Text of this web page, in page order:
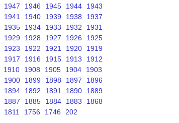
1947 1946 1945 1944
1943
1941 1940 1939 1938
1937
1935 1934 1933 1932
1931
1929 1928 1927 1926
1925
1923 1922 1921 1920
1919
1917 1916 1915 1913
1912
1910 1908 1905 1904
1903
1900 1899 1898 1897
1896
1894 1892 1891 1890
1889
1887 1885 1884 1883
1868
1811 1756 1746 202